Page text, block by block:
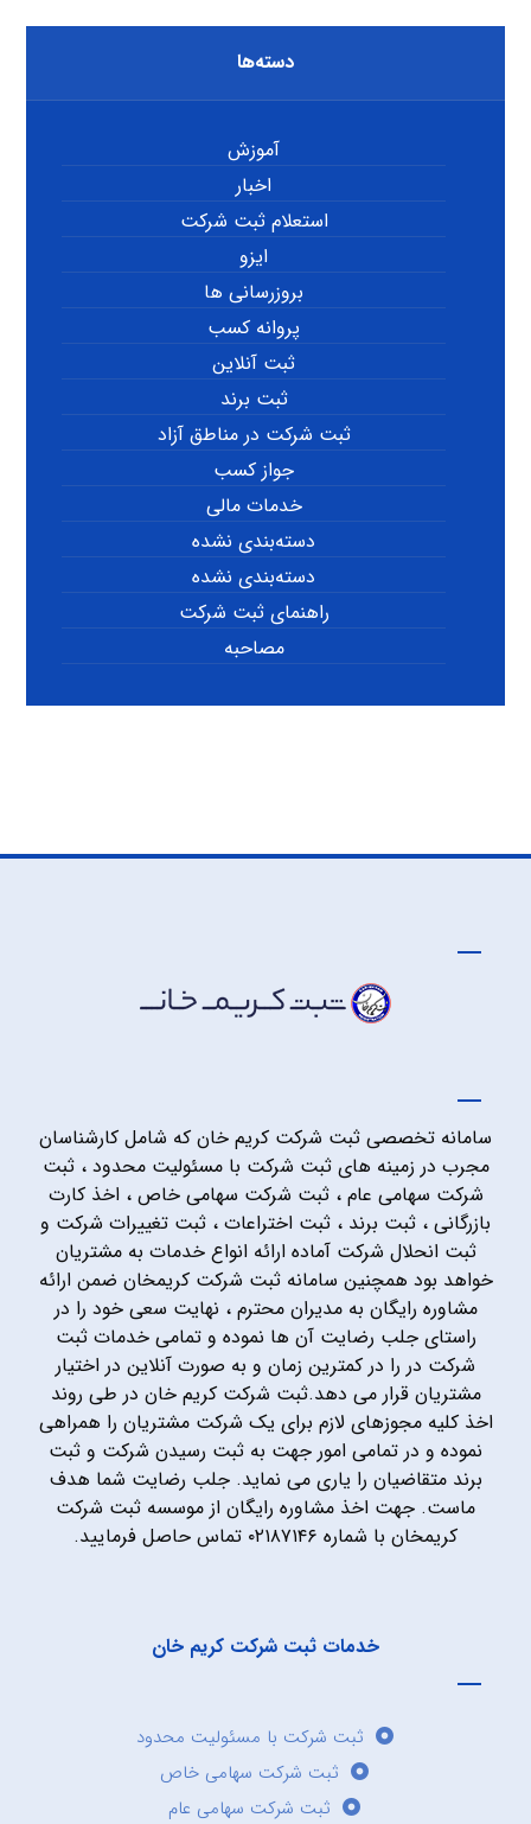
دسته‌ها
آموزش
اخبار
استعلام ثبت شرکت
ایزو
بروزرسانی ها
پروانه کسب
ثبت آنلاین
ثبت برند
ثبت شرکت در مناطق آزاد
جواز کسب
خدمات مالی
دسته‌بندی نشده
دسته‌بندی نشده
راهنمای ثبت شرکت
مصاحبه
سامانه تخصصی ثبت شرکت کریم خان که شامل کارشناسان
مجرب در زمینه های ثبت شرکت با مسئولیت محدود ، ثبت
شرکت سهامی عام ، ثبت شرکت سهامی خاص ، اخذ کارت
بازرگانی ، ثبت برند ، ثبت اختراعات ، ثبت تغییرات شرکت و
ثبت انحلال شرکت آماده ارائه انواع خدمات به مشتریان
خواهد بود همچنین سامانه ثبت شرکت کریمخان ضمن ارائه
مشاوره رایگان به مدیران محترم ، نهایت سعی خود را در
راستای جلب رضایت آن ها نموده و تمامی خدمات ثبت
شرکت در را در کمترین زمان و به صورت آنلاین در اختیار
مشتریان قرار می دهد.ثبت شرکت کریم خان در طی روند
اخذ کلیه مجوزهای لازم برای یک شرکت مشتریان را همراهی
نموده و در تمامی امور جهت به ثبت رسیدن شرکت و ثبت
برند متقاضیان را یاری می نماید. جلب رضایت شما هدف
ماست. جهت اخذ مشاوره رایگان از موسسه ثبت شرکت
کریمخان با شماره ۰۲۱۸۷۱۴۶ تماس حاصل فرمایید.
خدمات ثبت شرکت کریم خان
ثبت شرکت با مسئولیت محدود
ثبت شرکت سهامی خاص
ثبت شرکت سهامی عام